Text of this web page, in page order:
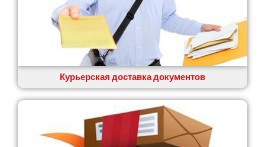
Вита-Почтовая
Вольнянск
Вознесенск
Курьерская доставка документов